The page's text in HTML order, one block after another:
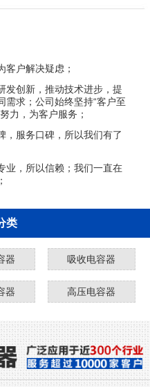
客户解决疑虑；
发创新，推动技术进步，提
需求；公司始终坚持“客户至
力，为客户服务；
，服务口碑，所以我们有了
业，所以信赖；我们一直在
类
器 吸收电容器
器 高压电容器